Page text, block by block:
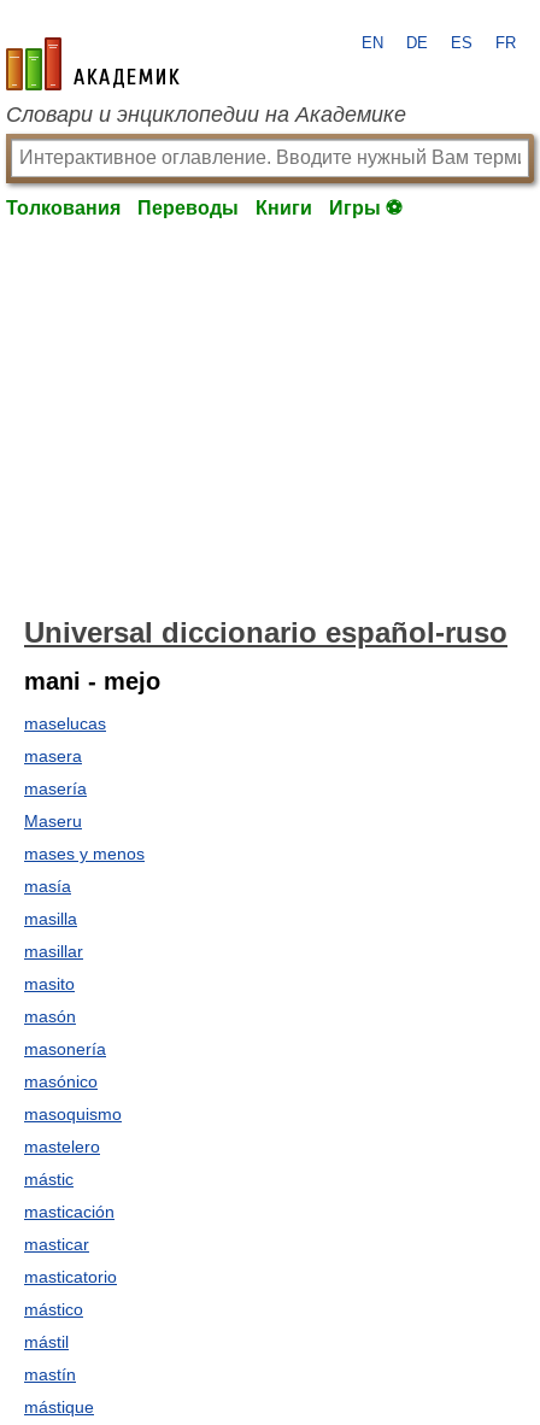
academic.ru
EN DE ES FR
Словари и энциклопедии на Академике
Толкования Переводы Книги Игры ⚽
Universal diccionario español-ruso
mani - mejo
maselucas
masera
masería
Maseru
mases y menos
masía
masilla
masillar
masito
masón
masonería
masónico
masoquismo
mastelero
mástic
masticación
masticar
masticatorio
mástico
mástil
mastín
mástique